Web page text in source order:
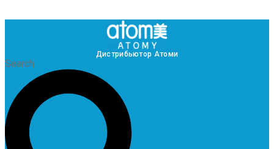
Дистрибьютор Атоми
Search